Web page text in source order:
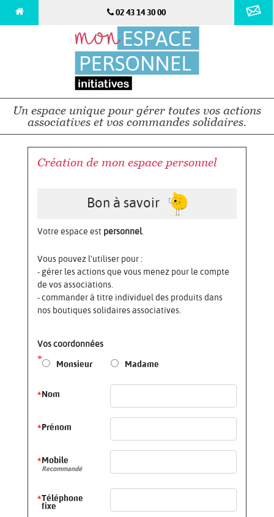
Un espace unique pour gérer toutes vos actions
associatives et vos commandes solidaires.
Création de mon espace personnel
Bon à savoir
Votre espace est personnel.
Vous pouvez l'utiliser pour :
- gérer les actions que vous menez pour le compte
de vos associations.
- commander à titre individuel des produits dans
nos boutiques solidaires associatives.
Vos coordonnées
* Monsieur Madame
*Nom
*Prénom
*Mobile
Recommandé
*Téléphone
fixe
02 43 14 30 00